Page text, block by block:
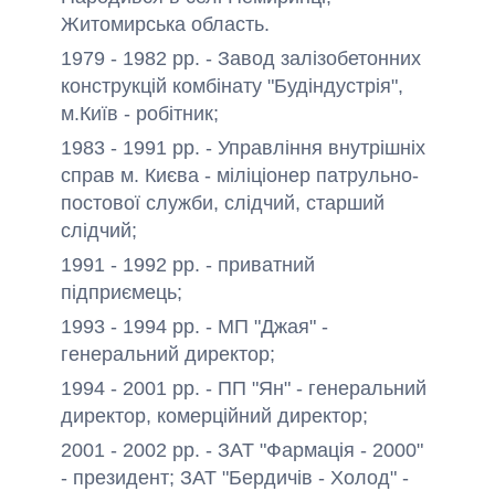
Житомирська область.
1979 - 1982 рр. - Завод залізобетонних
конструкцій комбінату "Будіндустрія",
м.Київ - робітник;
1983 - 1991 рр. - Управління внутрішніх
справ м. Києва - міліціонер патрульно-
постової служби, слідчий, старший
слідчий;
1991 - 1992 рр. - приватний
підприємець;
1993 - 1994 рр. - МП "Джая" -
генеральний директор;
1994 - 2001 рр. - ПП "Ян" - генеральний
директор, комерційний директор;
2001 - 2002 рр. - ЗАТ "Фармація - 2000"
- президент; ЗАТ "Бердичів - Холод" -